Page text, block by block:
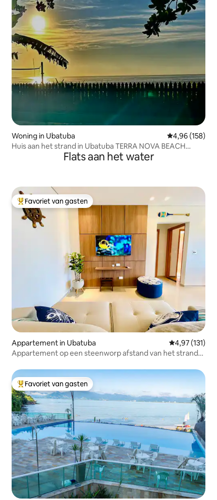
Woning in Ubatuba Gemiddelde
4,96 (158)
Huis aan het strand in Ubatuba TERRA NOVA BEACH
Flats aan het water
Topfavoriet van gasten
Favoriet van gasten
Appartement in Ubatuba Gemiddelde
4,97 (131)
Appartement op een steenworp afstand van het strand
Topfavoriet van gasten
Favoriet van gasten